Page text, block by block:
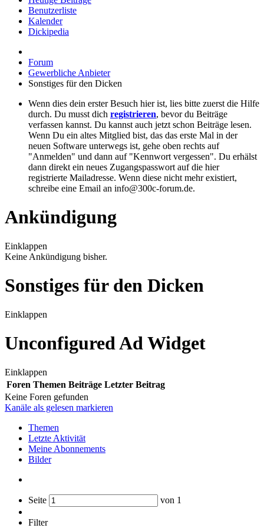
Benutzerliste
Kalender
Dickipedia
Forum
Gewerbliche Anbieter
Sonstiges für den Dicken
Wenn dies dein erster Besuch hier ist, lies bitte zuerst die Hilfe
durch. Du musst dich registrieren, bevor du Beiträge
verfassen kannst. Du kannst auch jetzt schon Beiträge lesen.
Wenn Du ein altes Mitglied bist, das das erste Mal in der
neuen Software unterwegs ist, gehe oben rechts auf
"Anmelden" und dann auf "Kennwort vergessen". Du erhälst
dann direkt ein neues Zugangspasswort auf die hier
registrierte Mailadresse. Wenn diese nicht mehr existiert,
schreibe eine Email an info@300c-forum.de.
Ankündigung
Einklappen
Keine Ankündigung bisher.
Sonstiges für den Dicken
Einklappen
Unconfigured Ad Widget
Einklappen
Foren Themen Beiträge Letzter Beitrag
Keine Foren gefunden
Kanäle als gelesen markieren
Themen
Letzte Aktivität
Meine Abonnements
Bilder
Seite von 1
Filter